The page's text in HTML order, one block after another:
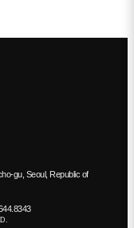
gu, Seoul, Republic of